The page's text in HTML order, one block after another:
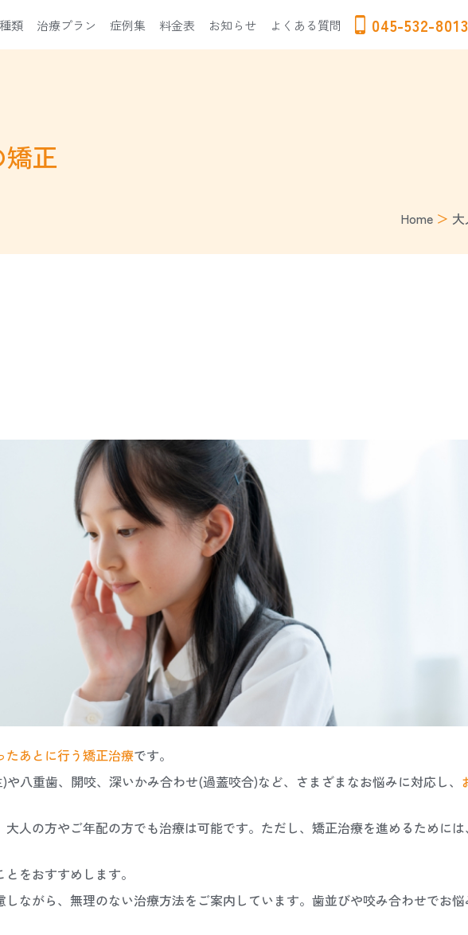
類 治療プラン 症例集 料金表 お知らせ よくある質問 045-532-8013
正
Home ＞
たあとに行う矯正治療です。
八重歯、開咬、深いかみ合わせ(過蓋咬合)など、さまざまなお悩みに対応し、
大人の方やご年配の方でも治療は可能です。ただし、矯正治療を進めるために
をおすすめします。
ながら、無理のない治療方法をご案内しています。歯並びや咬み合わせでお